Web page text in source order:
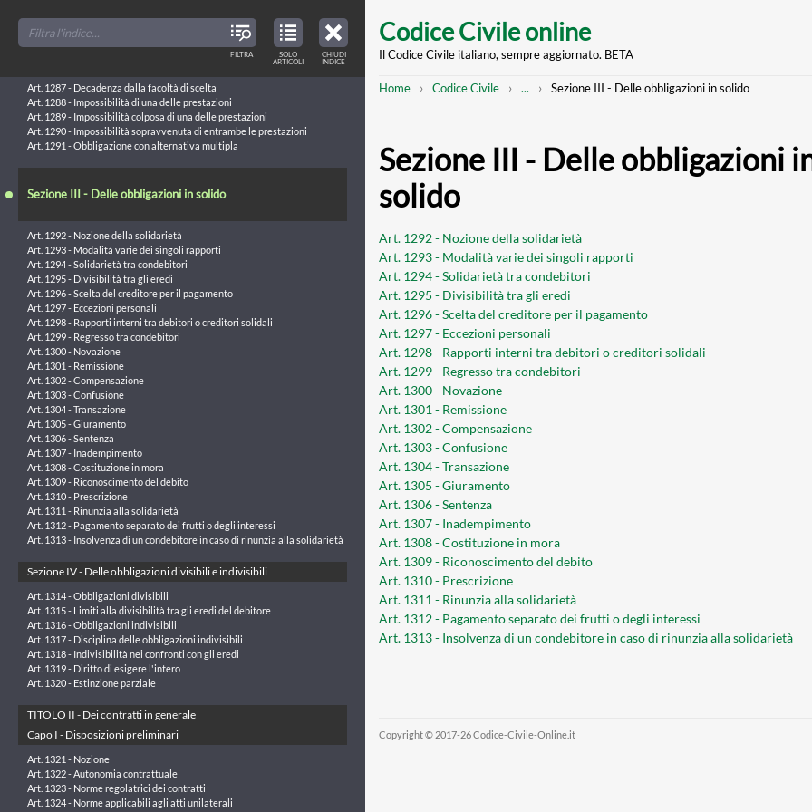
TABLE
OF
CONTENTS
CHIUDI
INDICE
main
Codice Civile online
Il Codice Civile italiano, sempre aggiornato. BETA
Breadcrumb
Home Codice Civile
Mostra
... Sezione III - Delle obbligazioni in solido
Sezione III - Delle obbligazioni
solido
Art. 1292 - Nozione della solidarietà
Art. 1293 - Modalità varie dei singoli rapporti
Art. 1294 - Solidarietà tra condebitori
Art. 1295 - Divisibilità tra gli eredi
Art. 1296 - Scelta del creditore per il pagamento
Art. 1297 - Eccezioni personali
Art. 1298 - Rapporti interni tra debitori o creditori solidali
Art. 1299 - Regresso tra condebitori
Art. 1300 - Novazione
Art. 1301 - Remissione
Art. 1302 - Compensazione
Art. 1303 - Confusione
Art. 1304 - Transazione
Art. 1305 - Giuramento
Art. 1306 - Sentenza
Art. 1307 - Inadempimento
Art. 1308 - Costituzione in mora
Art. 1309 - Riconoscimento del debito
Art. 1310 - Prescrizione
Art. 1311 - Rinunzia alla solidarietà
Art. 1312 - Pagamento separato dei frutti o degli interessi
Art. 1313 - Insolvenza di un condebitore in caso di rinunzia alla solidarietà
Copyright © 2017-26 Codice-Civile-Online.it
TOC
TITLES
FILTRA
VIEW
ONLY
ARTICLES
IN
TABLE
SOLO
ARTICOLI
Sezione II - Delle obbligazioni alternative
Art. 1287 - Decadenza dalla facoltà di scelta
Art. 1288 - Impossibilità di una delle prestazioni
Art. 1289 - Impossibilità colposa di una delle prestazioni
Art. 1290 - Impossibilità sopravvenuta di entrambe le prestazioni
Art. 1291 - Obbligazione con alternativa multipla
Sezione III - Delle obbligazioni in solido
Art. 1292 - Nozione della solidarietà
Art. 1293 - Modalità varie dei singoli rapporti
Art. 1294 - Solidarietà tra condebitori
Art. 1295 - Divisibilità tra gli eredi
Art. 1296 - Scelta del creditore per il pagamento
Art. 1297 - Eccezioni personali
Art. 1298 - Rapporti interni tra debitori o creditori solidali
Art. 1299 - Regresso tra condebitori
Art. 1300 - Novazione
Art. 1301 - Remissione
Art. 1302 - Compensazione
Art. 1303 - Confusione
Art. 1304 - Transazione
Art. 1305 - Giuramento
Art. 1306 - Sentenza
Art. 1307 - Inadempimento
Art. 1308 - Costituzione in mora
Art. 1309 - Riconoscimento del debito
Art. 1310 - Prescrizione
Art. 1311 - Rinunzia alla solidarietà
Art. 1312 - Pagamento separato dei frutti o degli interessi
Art. 1313 - Insolvenza di un condebitore in caso di rinunzia alla solidarietà
Sezione IV - Delle obbligazioni divisibili e indivisibili
Art. 1314 - Obbligazioni divisibili
Art. 1315 - Limiti alla divisibilità tra gli eredi del debitore
Art. 1316 - Obbligazioni indivisibili
Art. 1317 - Disciplina delle obbligazioni indivisibili
Art. 1318 - Indivisibilità nei confronti con gli eredi
Art. 1319 - Diritto di esigere l'intero
Art. 1320 - Estinzione parziale
TITOLO II - Dei contratti in generale
Capo I - Disposizioni preliminari
Art. 1321 - Nozione
Art. 1322 - Autonomia contrattuale
Art. 1323 - Norme regolatrici dei contratti
Art. 1324 - Norme applicabili agli atti unilaterali